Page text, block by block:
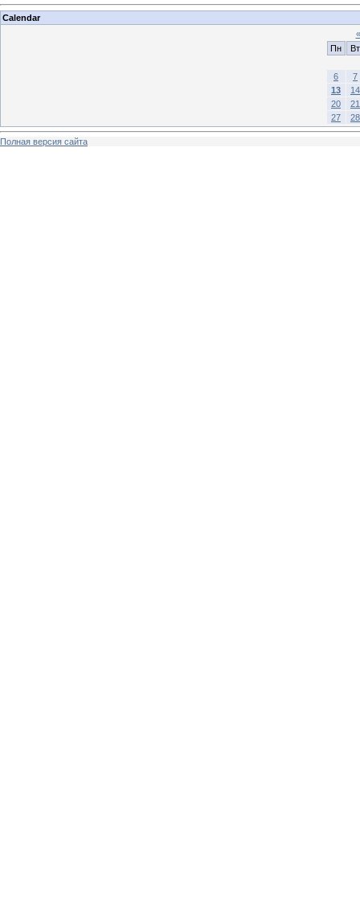
Calendar
«
Пн
Вт
6
7
13
14
20
21
27
28
Полная версия сайта